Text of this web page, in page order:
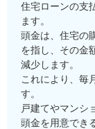
住宅ローンの支
ます。
頭金は、住宅の
を指し、その金
減少します。
これにより、毎
す。
戸建てやマンシ
頭金を用意でき